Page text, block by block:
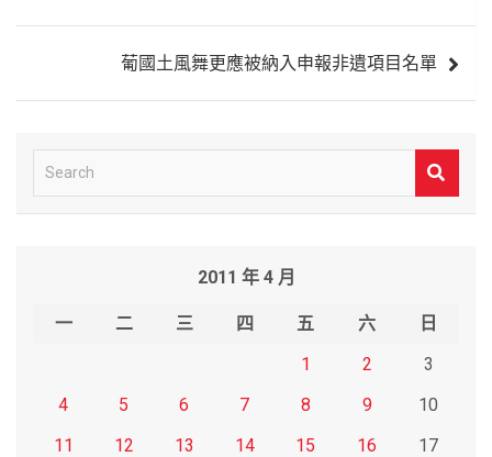
葡國土風舞更應被納入申報非遺項目名單
e
2011 年 4 月
一 二 三 四 五 六
日
1
2
3
4
5 6 7 8 9
10
11
12 13 14 15 16
17